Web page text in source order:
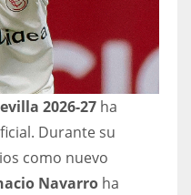
2026-27 ha
Durante su
como nuevo
Navarro ha